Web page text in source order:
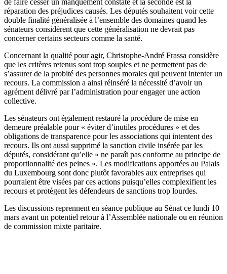
de faire cesser un manquement constaté et la seconde est la
réparation des préjudices causés. Les députés souhaitent voir cette
double finalité généralisée à l’ensemble des domaines quand les
sénateurs considèrent que cette généralisation ne devrait pas
concerner certains secteurs comme la santé.
Concernant la qualité pour agir, Christophe-André Frassa considère
que les critères retenus sont trop souples et ne permettent pas de
s’assurer de la probité des personnes morales qui peuvent intenter un
recours. La commission a ainsi réinséré la nécessité d’avoir un
agrément délivré par l’administration pour engager une action
collective.
Les sénateurs ont également restauré la procédure de mise en
demeure préalable pour « éviter d’inutiles procédures » et des
obligations de transparence pour les associations qui intentent des
recours. Ils ont aussi supprimé la sanction civile insérée par les
députés, considérant qu’elle « ne paraît pas conforme au principe de
proportionnalité des peines ». Les modifications apportées au Palais
du Luxembourg sont donc plutôt favorables aux entreprises qui
pourraient être visées par ces actions puisqu’elles complexifient les
recours et protègent les défendeurs de sanctions trop lourdes.
Les discussions reprennent en séance publique au Sénat ce lundi 10
mars avant un potentiel retour à l’Assemblée nationale ou en réunion
de commission mixte paritaire.